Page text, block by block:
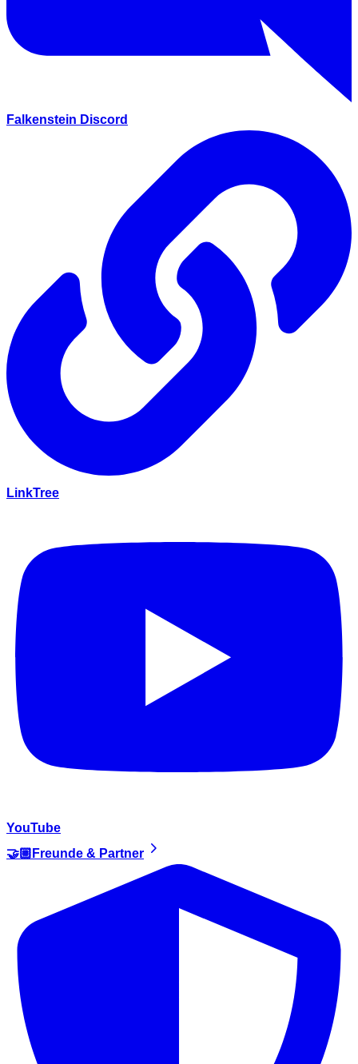
Falkenstein Discord
LinkTree
YouTube
🤝🏼Freunde & Partner